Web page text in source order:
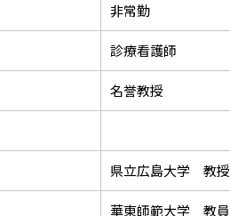
非常勤
診療看護師
名誉教授
県立広島大学 教授
華東師範大学 教員